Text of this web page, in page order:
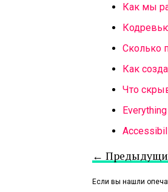
Как мы
Сколько
Как
Что
←
Если вы нашли